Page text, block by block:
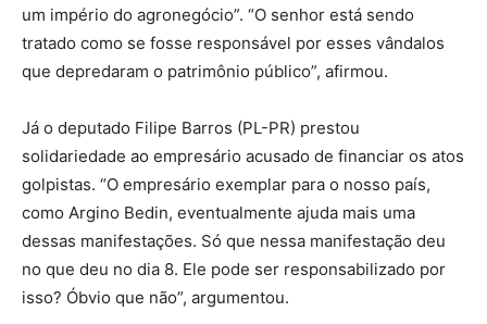
um império do agronegócio”. “O senhor está sendo
tratado como se fosse responsável por esses vândalos
que depredaram o patrimônio público”, afirmou.
Já o deputado Filipe Barros (PL-PR) prestou
solidariedade ao empresário acusado de financiar os atos
golpistas. “O empresário exemplar para o nosso país,
como Argino Bedin, eventualmente ajuda mais uma
dessas manifestações. Só que nessa manifestação deu
no que deu no dia 8. Ele pode ser responsabilizado por
isso? Óbvio que não”, argumentou.